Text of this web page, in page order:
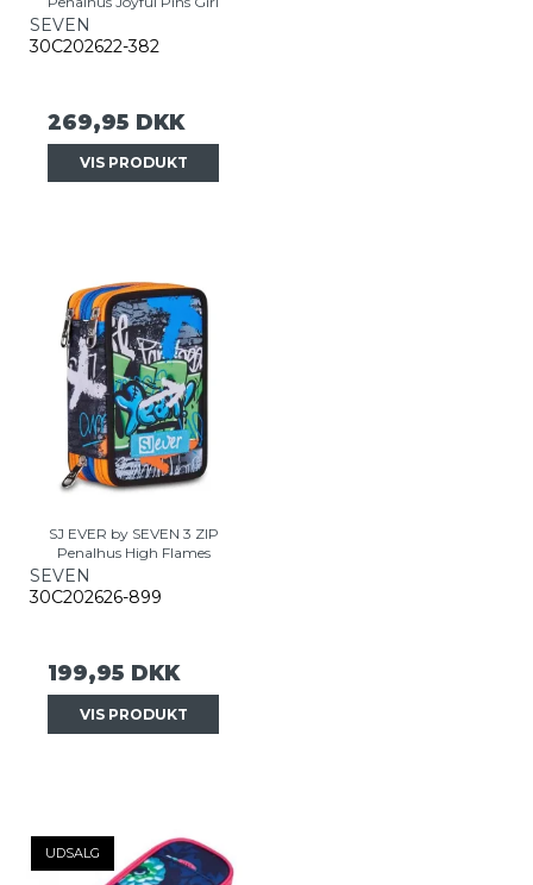
SEVEN
30C202622-382
269,95 DKK
VIS PRODUKT
SJ EVER by SEVEN 3 ZIP
Penalhus High Flames
SEVEN
30C202626-899
199,95 DKK
VIS PRODUKT
UDSALG